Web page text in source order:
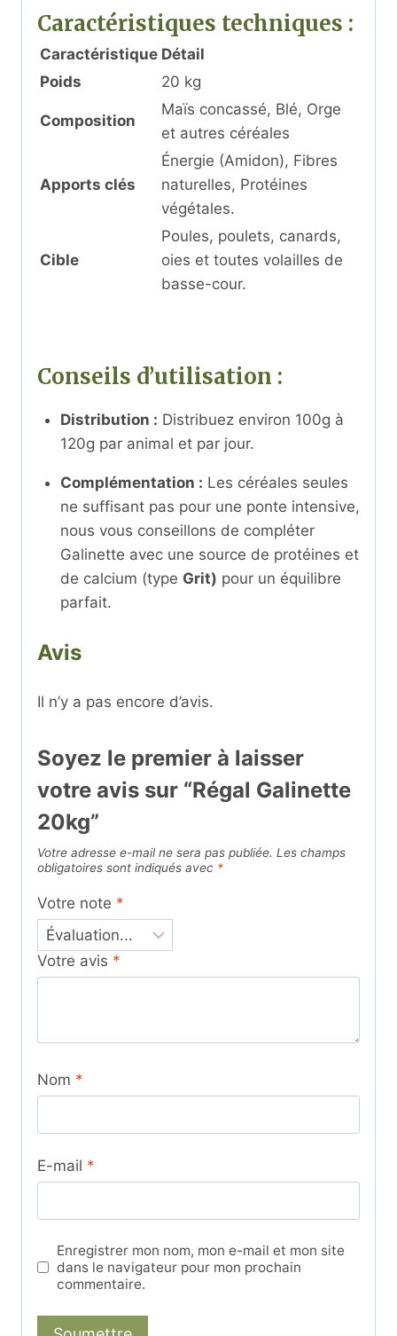
Caractéristiques techniques :
Caractéristique Détail
Poids
20 kg
Composition
Maïs concassé, Blé, Orge
et autres céréales
Apports clés
Énergie (Amidon), Fibres
naturelles, Protéines
végétales.
Cible
Poules, poulets, canards,
oies et toutes volailles de
basse-cour.
Conseils d’utilisation :
Distribution : Distribuez environ 100g à
120g par animal et par jour.
Complémentation : Les céréales seules
ne suffisant pas pour une ponte intensive,
nous vous conseillons de compléter
Galinette avec une source de protéines et
de calcium (type Grit) pour un équilibre
parfait.
Avis
Il n’y a pas encore d’avis.
Soyez le premier à laisser
votre avis sur “Régal Galinette
20kg”
Votre adresse e-mail ne sera pas publiée. Les champs
obligatoires sont indiqués avec *
Votre note *
Votre avis *
Nom *
E-mail *
Enregistrer mon nom, mon e-mail et mon site
dans le navigateur pour mon prochain
commentaire.